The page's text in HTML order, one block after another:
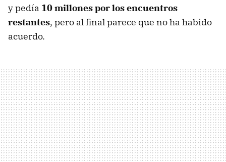
y pedía 10 millones por los encuentros
restantes, pero al final parece que no ha habido
acuerdo.